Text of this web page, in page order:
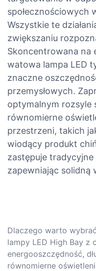
społecznościowych
Wszystkie te
zwiększaniu
Skoncentrowana na
watowa lampa LED
znaczne
przemysłowych.
optymalnym rozsyle
równomierne
przestrzeni, takich
wiodący produkt
zastępuje
zapewniając solidną
Dlaczego warto
lampy LED High Bay z
energooszczędność,
równomierne